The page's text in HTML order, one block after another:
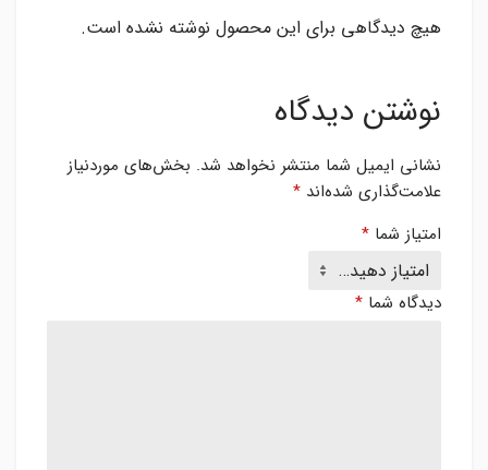
هیچ دیدگاهی برای این محصول نوشته نشده است.
نوشتن دیدگاه
نشانی ایمیل شما منتشر نخواهد شد. بخش‌های موردنیاز
علامت‌گذاری شده‌اند *
امتیاز شما *
دیدگاه شما *